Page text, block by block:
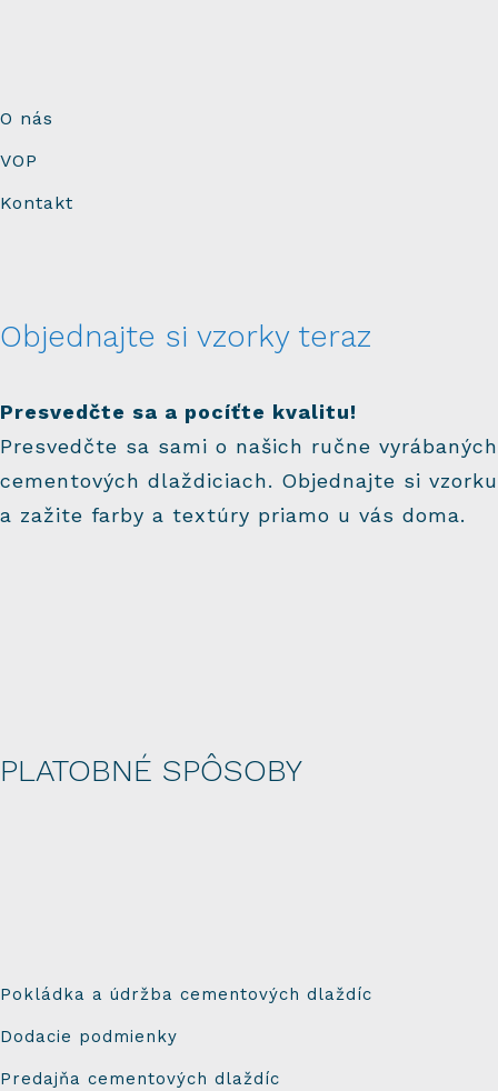
O nás
VOP
Kontakt
Pokládka a údržba cementových dlaždíc
Dodacie podmienky
Predajňa cementových dlaždíc
Objednajte si vzorky teraz
Presvedčte sa a pocíťte kvalitu!
Presvedčte sa sami o našich ručne vyrábaných
cementových dlaždiciach. Objednajte si vzorku
a zažite farby a textúry priamo u vás doma.
PLATOBNÉ SPÔSOBY